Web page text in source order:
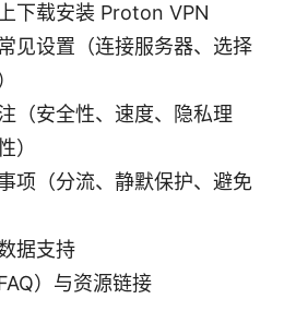
下载安装 Proton VPN
见设置（连接服务器、选择
（安全性、速度、隐私理
）
项（分流、静默保护、避免
据支持
）与资源链接